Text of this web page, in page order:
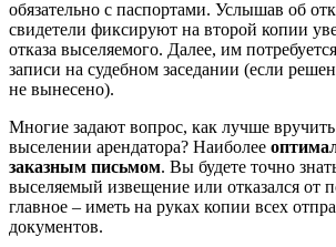
обязательно с паспортами. Услышав об
свидетели фиксируют на второй копии
отказа выселяемого. Далее, им
записи на судебном заседании (если
не вынесено).
Многие задают вопрос, как лучше
выселении арендатора? Наиболее
заказным письмом. Вы будете точно
выселяемый извещение или отказался от
главное – иметь на руках копии всех
документов.